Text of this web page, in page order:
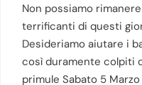
Non possiamo
terrificanti di questi
Desideriamo aiutare i
così duramente colpiti
primule Sabato 5